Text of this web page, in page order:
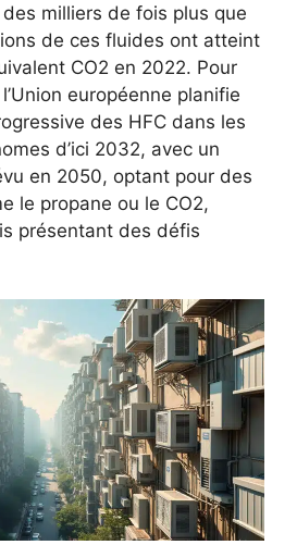
milliers de fois plus que
de ces fluides ont atteint
CO2 en 2022. Pour
européenne planifie
des HFC dans les
d’ici 2032, avec un
en 2050, optant pour des
le propane ou le CO2,
présentant des défis